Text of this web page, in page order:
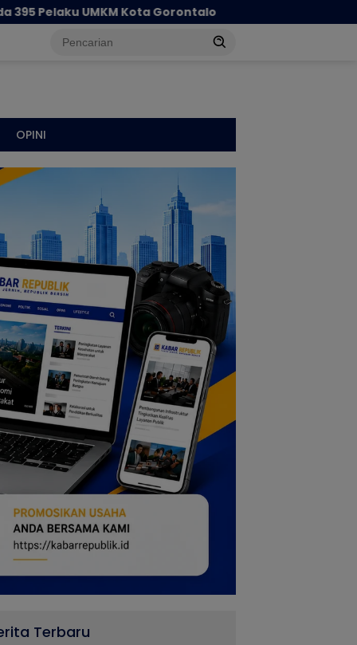
Cegah Penyebaran Paham IRET, Satgaswil
OPINI
Terbaru